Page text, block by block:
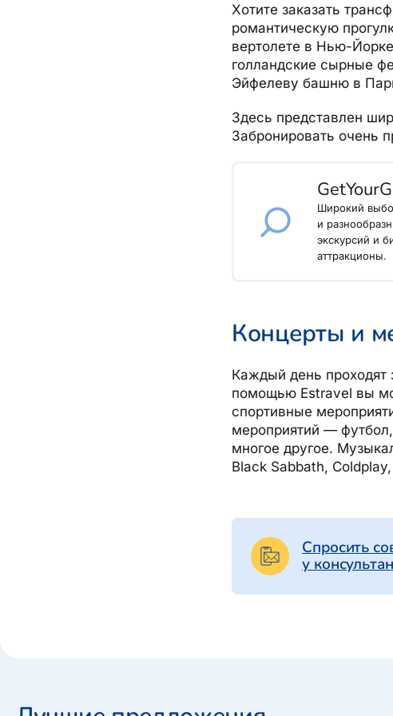
О компании, контакты, наши консультанты, новости...
Хотите заказать
романтическую
вертолете в Нью-
голландские сырные
Эйфелеву башню в
Здесь представлен
Забронировать очень
Широкий
и
экскурсий и
аттракционы.
Концерты и
Каждый день
помощью Estravel вы
спортивные
мероприятий —
многое другое.
Black Sabbath,
Спросить
у